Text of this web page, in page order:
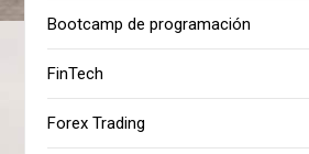
Bootcamp de programación
FinTech
Forex Trading